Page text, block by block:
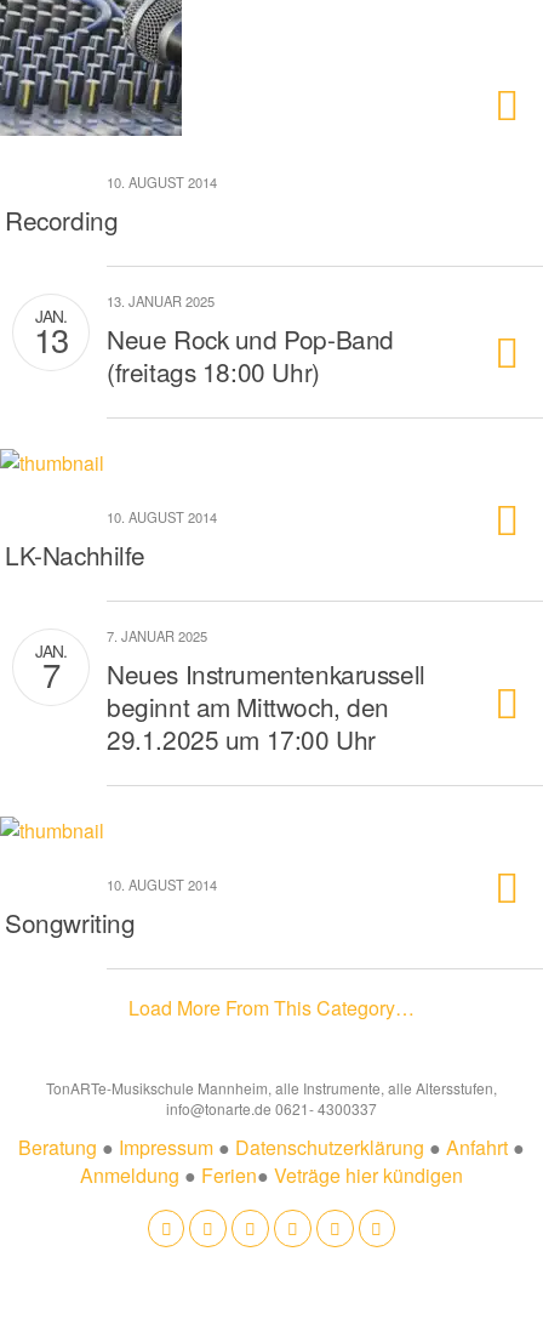
10. AUGUST 2014
Recording
JAN.
13
13. JANUAR 2025
Neue Rock und Pop-Band
(freitags 18:00 Uhr)
10. AUGUST 2014
LK-Nachhilfe
JAN.
7
7. JANUAR 2025
Neues Instrumentenkarussell
beginnt am Mittwoch, den
29.1.2025 um 17:00 Uhr
10. AUGUST 2014
Songwriting
Load More From This Category…
TonARTe-Musikschule Mannheim, alle Instrumente, alle Altersstufen,
info@tonarte.de 0621- 4300337
Beratung ● Impressum ● Datenschutzerklärung ● Anfahrt ●
Anmeldung ● Ferien● Veträge hier kündigen